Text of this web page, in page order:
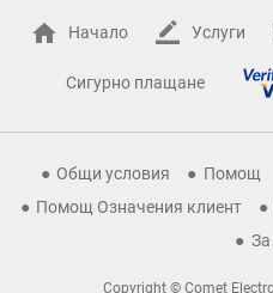
Начало Услуги
Сигурно плащане
Общи условия Помощ
Помощ Означения клиент
За
Copyright © Comet